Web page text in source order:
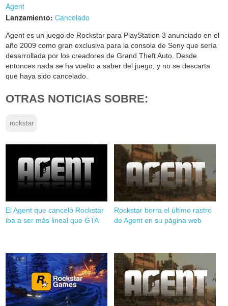
Agent
Lanzamiento: Cancelado
Agent es un juego de Rockstar para PlayStation 3 anunciado en el
año 2009 como gran exclusiva para la consola de Sony que sería
desarrollada por los creadores de Grand Theft Auto. Desde
entonces nada se ha vuelto a saber del juego, y no se descarta
que haya sido cancelado.
OTRAS NOTICIAS SOBRE:
rockstar
El Agent que canceló Rockstar
iba a ser más lineal que GTA
Rockstar borra el último rastro
de Agent en su página web